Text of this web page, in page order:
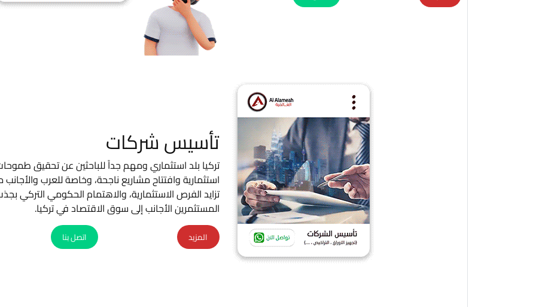
تأسيس شركات
تركيا بلد استثماري ومهم جداً للباحثين عن تحقيق
استثمارية وافتتاح مشاريع ناجحة، وخاصة للعرب
تزايد الفرص الاستثمارية، والاهتمام الحكومي التركي
المستثمرين الأجانب إلى سوق الاقتصاد في تركيا.
المزيد اتصل بنا